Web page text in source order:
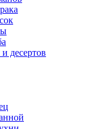
десертов